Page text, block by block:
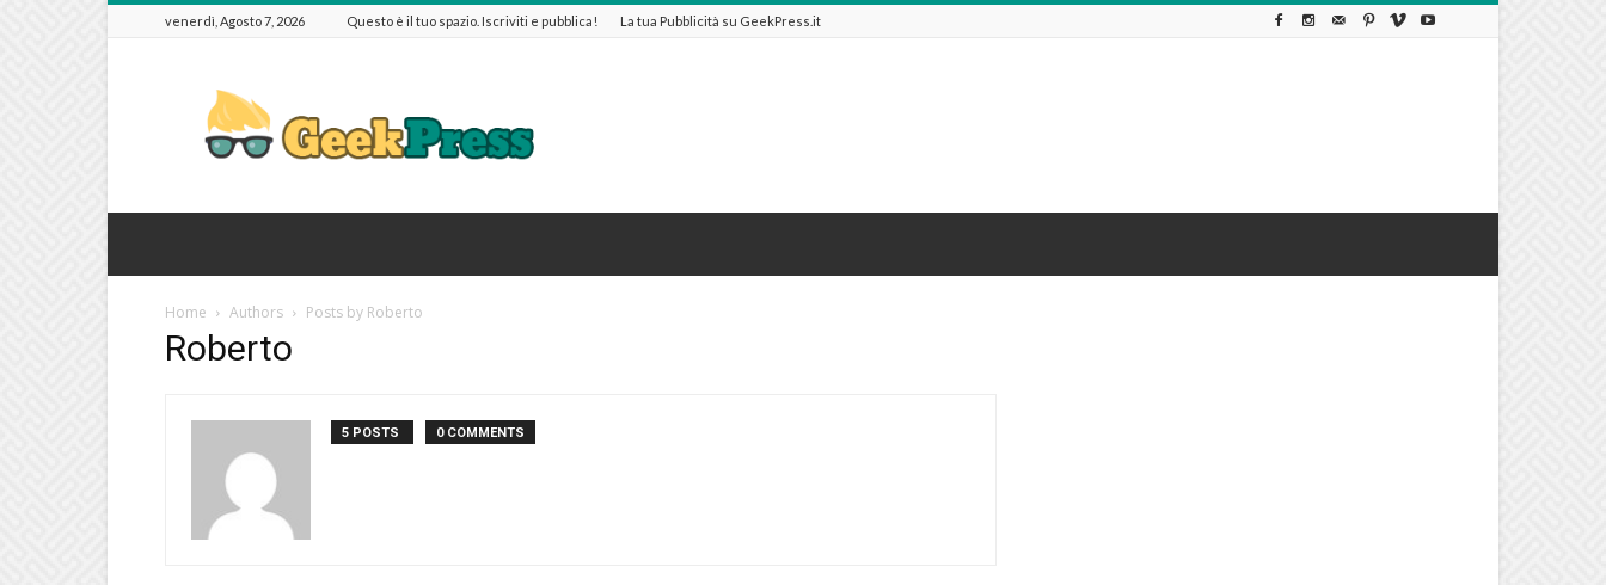
venerdì, Agosto 7, 2026 Questo è il tuo spazio. Iscriviti e pubblica! La tua Pubblicità su GeekPress.it
Home Authors Posts by Roberto
Roberto
5 POSTS 0 COMMENTS